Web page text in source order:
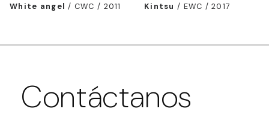
White angel / CWC / 2011 Kintsu / EWC / 2017
Contáctanos